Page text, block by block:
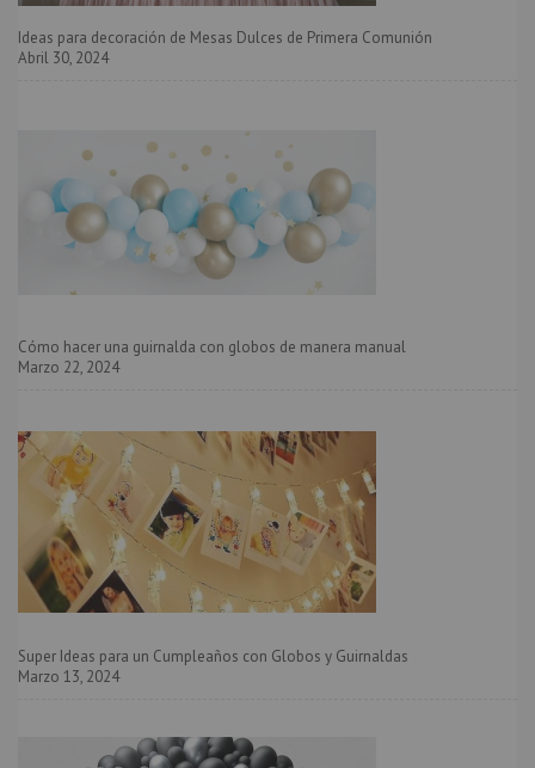
Ideas para decoración de Mesas Dulces de Primera Comunión
Abril 30, 2024
Cómo hacer una guirnalda con globos de manera manual
Marzo 22, 2024
Super Ideas para un Cumpleaños con Globos y Guirnaldas
Marzo 13, 2024